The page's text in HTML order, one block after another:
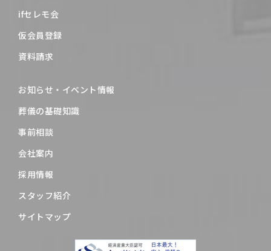
ifセレモ会
仮会員登録
資料請求
お知らせ・イベント情報
葬儀の基礎知識
事前相談
会社案内
採用情報
スタッフ紹介
サイトマップ